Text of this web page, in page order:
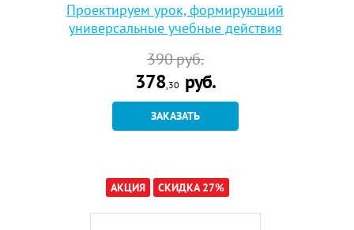
Проектируем урок, формирующий
универсальные учебные действия
390руб.
378,30 руб.
ЗАКАЗАТЬ
АКЦИЯ СКИДКА 27%